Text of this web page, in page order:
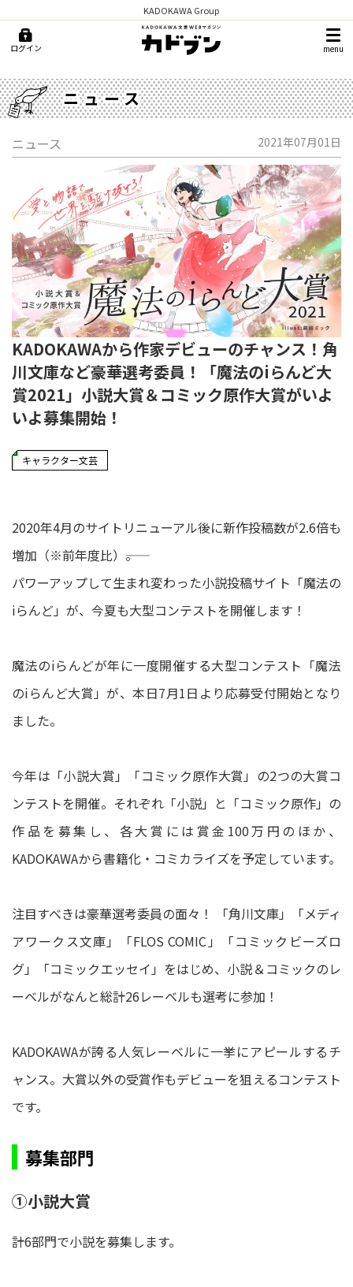
KADOKAWA Group
ログイン menu
ニュース
ニュース 2021年07月01日
KADOKAWAから作家デビューのチャンス！角
川文庫など豪華選考委員！「魔法のiらんど大
賞2021」小説大賞＆コミック原作大賞がいよ
いよ募集開始！
キャラクター文芸
2020年4月のサイトリニューアル後に新作投稿数が2.6倍も
増加（※前年度比）――。
パワーアップして生まれ変わった小説投稿サイト「魔法の
iらんど」が、今夏も大型コンテストを開催します！
魔法のiらんどが年に一度開催する大型コンテスト「魔法
のiらんど大賞」が、本日7月1日より応募受付開始となり
ました。
今年は「小説大賞」「コミック原作大賞」の2つの大賞コ
ンテストを開催。それぞれ「小説」と「コミック原作」の
作品を募集し、各大賞には賞金100万円のほか、
KADOKAWAから書籍化・コミカライズを予定しています。
注目すべきは豪華選考委員の面々！ 「角川文庫」「メディ
アワークス文庫」「FLOS COMIC」「コミックビーズロ
グ」「コミックエッセイ」をはじめ、小説＆コミックのレ
ーベルがなんと総計26レーベルも選考に参加！
KADOKAWAが誇る人気レーベルに一挙にアピールするチ
ャンス。大賞以外の受賞作もデビューを狙えるコンテスト
です。
募集部門
①小説大賞
計6部門で小説を募集します。